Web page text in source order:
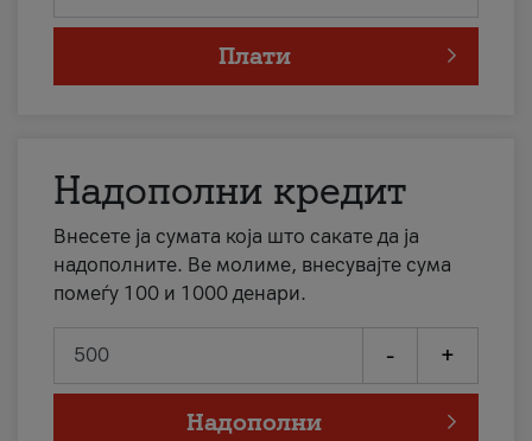
Плати
Надополни кредит
Внесете ја сумата која што сакате да ја
надополните. Ве молиме, внесувајте сума
помеѓу 100 и 1000 денари.
- +
Надополни